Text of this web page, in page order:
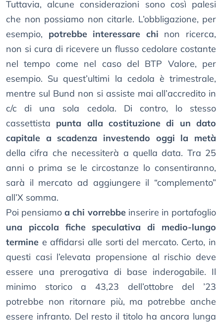
Tuttavia, alcune considerazioni sono così palesi
che non possiamo non citarle. L’obbligazione, per
esempio, potrebbe interessare chi non ricerca,
non si cura di ricevere un flusso cedolare costante
nel tempo come nel caso del BTP Valore, per
esempio. Su quest’ultimi la cedola è trimestrale,
mentre sul Bund non si assiste mai all’accredito in
c/c di una sola cedola. Di contro, lo stesso
cassettista punta alla costituzione di un dato
capitale a scadenza investendo oggi la metà
della cifra che necessiterà a quella data. Tra 25
anni o prima se le circostanze lo consentiranno,
sarà il mercato ad aggiungere il “complemento”
all’X somma.
Poi pensiamoa chi vorrebbeinserire in portafoglio
una piccola fiche speculativa di medio-lungo
termine e affidarsi alle sorti del mercato. Certo, in
questi casi l’elevata propensione al rischio deve
essere una prerogativa di base inderogabile. Il
minimo storico a 43,23 dell’ottobre del ’23
potrebbe non ritornare più, ma potrebbe anche
essere infranto. Del resto il titolo ha ancora lunga